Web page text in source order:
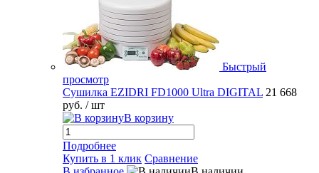
Быстрый
просмотр
Сушилка EZIDRI FD1000 Ultra DIGITAL 21 668
руб. / шт
В корзину
Подробнее
Купить в 1 клик Сравнение